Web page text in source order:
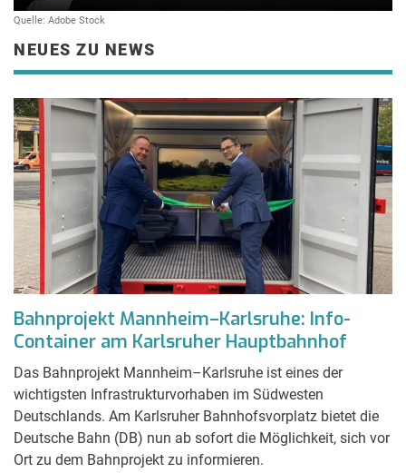
Quelle: Adobe Stock
NEUES ZU NEWS
Bahnprojekt Mannheim–Karlsruhe: Info-
Container am Karlsruher Hauptbahnhof
Das Bahnprojekt Mannheim–Karlsruhe ist eines der
wichtigsten Infrastrukturvorhaben im Südwesten
Deutschlands. Am Karlsruher Bahnhofsvorplatz bietet die
Deutsche Bahn (DB) nun ab sofort die Möglichkeit, sich vor
Ort zu dem Bahnprojekt zu informieren.